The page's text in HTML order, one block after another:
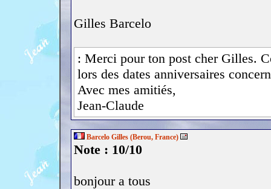
Gilles Barcelo
: Merci pour ton post cher Gilles.
lors des dates anniversaires
Avec mes amitiés,
Jean-Claude
Barcelo Gilles (Berou, France)
Note : 10/10
bonjour a tous